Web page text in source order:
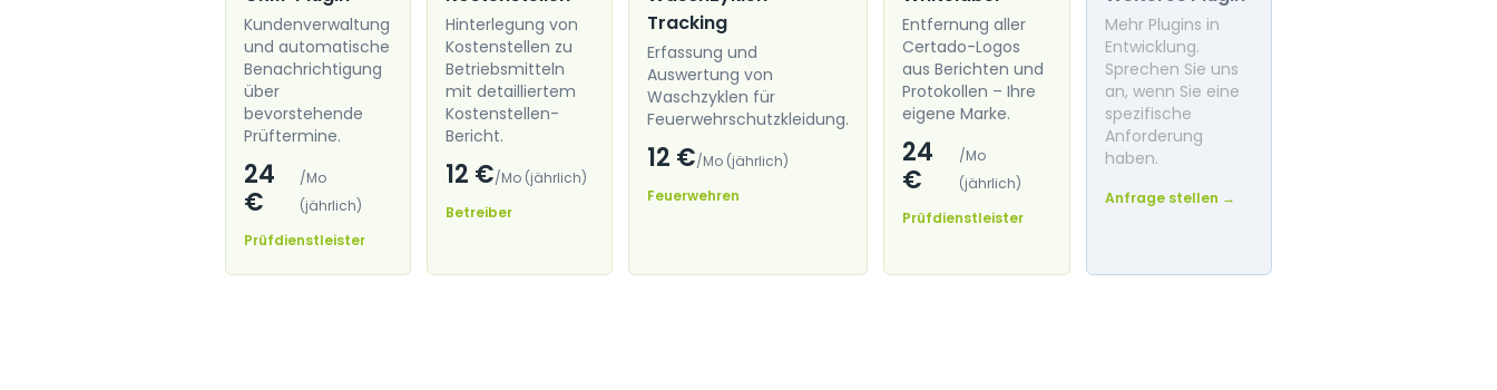
Kundenverwaltung
und automatische
Benachrichtigung
über
bevorstehende
Prüftermine.
24
€
/Mo
(jährlich)
Prüfdienstleister
Hinterlegung von
Kostenstellen zu
Betriebsmitteln
mit detailliertem
Kostenstellen-
Bericht.
12 €/Mo (jährlich)
Betreiber
Tracking
Erfassung und
Auswertung von
Waschzyklen für
Feuerwehrschutzkleidung.
12 €/Mo (jährlich)
Feuerwehren
Entfernung aller
Certado-Logos
aus Berichten und
Protokollen – Ihre
eigene Marke.
24
€
/Mo
(jährlich)
Prüfdienstleister
Mehr Plugins in
Entwicklung.
Sprechen Sie uns
an, wenn Sie eine
spezifische
Anforderung
haben.
Anfrage stellen →